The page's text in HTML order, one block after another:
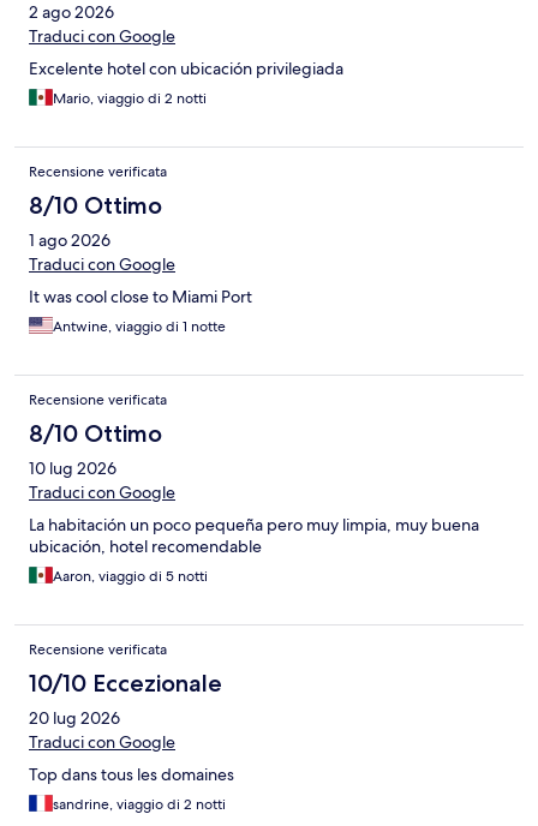
2 ago 2026
Traduci con Google
Excelente hotel con ubicación privilegiada
Mario, viaggio di 2 notti
Recensione verificata
8/10 Ottimo
1 ago 2026
Traduci con Google
It was cool close to Miami Port
Antwine, viaggio di 1 notte
Recensione verificata
8/10 Ottimo
10 lug 2026
Traduci con Google
La habitación un poco pequeña pero muy limpia, muy buena
ubicación, hotel recomendable
Aaron, viaggio di 5 notti
Recensione verificata
10/10 Eccezionale
20 lug 2026
Traduci con Google
Top dans tous les domaines
sandrine, viaggio di 2 notti